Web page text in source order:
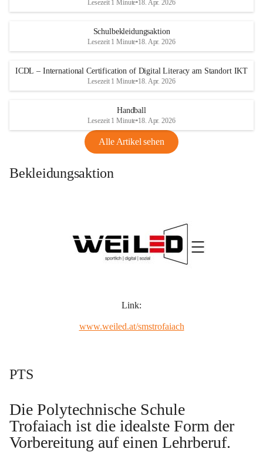
Lesezeit 1 Minute•18. Apr. 2026
Schulbekleidungsaktion
Lesezeit 1 Minute•18. Apr. 2026
ICDL – International Certification of Digital Literacy am Standort IKT
Lesezeit 1 Minute•18. Apr. 2026
Handball
Lesezeit 1 Minute•18. Apr. 2026
Alle Artikel sehen
Bekleidungsaktion
Link:
www.weiled.at/smstrofaiach
PTS
Die Polytechnische Schule
Trofaiach ist die idealste Form der
Vorbereitung auf einen Lehrberuf.